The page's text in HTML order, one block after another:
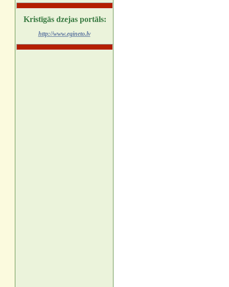
Kristīgās dzejas portāls:
http://www.egineto.lv